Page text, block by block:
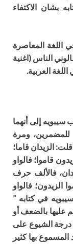
بشان الاكتفاء
اللغة المعاصرة
الناس (اغنية
العربية.
سيبويه إلى أنهما
للمضمرين، ومرة
الزيدان قاما؛
قاموا؛ فالواو
فالألف حرف
الزيدون؛ فالواو
في كتابه ”
عليها بالضعف أو
درجة الشيوع على
المسموع بها كثير